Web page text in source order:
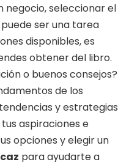
negocio, seleccionar el
ser una tarea
disponibles, es
obtener del libro.
o buenos consejos?
de los
y estrategias
aspiraciones e
opciones y elegir un
para ayudarte a